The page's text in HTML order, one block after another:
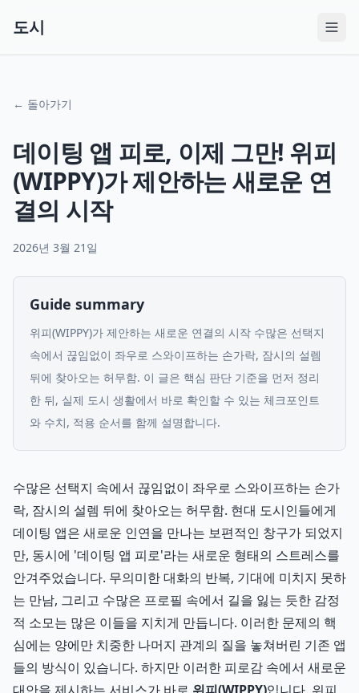
도시
← 돌아가기
데이팅 앱 피로, 이제 그만! 위피
(WIPPY)가 제안하는 새로운 연
결의 시작
2026년 3월 21일
Guide summary
위피(WIPPY)가 제안하는 새로운 연결의 시작 수많은 선택지
속에서 끊임없이 좌우로 스와이프하는 손가락, 잠시의 설렘
뒤에 찾아오는 허무함. 이 글은 핵심 판단 기준을 먼저 정리
한 뒤, 실제 도시 생활에서 바로 확인할 수 있는 체크포인트
와 수치, 적용 순서를 함께 설명합니다.
수많은 선택지 속에서 끊임없이 좌우로 스와이프하는 손가
락, 잠시의 설렘 뒤에 찾아오는 허무함. 현대 도시인들에게
데이팅 앱은 새로운 인연을 만나는 보편적인 창구가 되었지
만, 동시에 '데이팅 앱 피로'라는 새로운 형태의 스트레스를
안겨주었습니다. 무의미한 대화의 반복, 기대에 미치지 못하
는 만남, 그리고 수많은 프로필 속에서 길을 잃는 듯한 감정
적 소모는 많은 이들을 지치게 만듭니다. 이러한 문제의 핵
심에는 양에만 치중한 나머지 관계의 질을 놓쳐버린 기존 앱
들의 방식이 있습니다. 하지만 이러한 피로감 속에서 새로운